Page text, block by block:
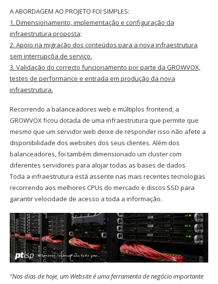
A ABORDAGEM AO PROJETO FOI SIMPLES:
1. Dimensionamento, implementação e configuração da
infraestrutura proposta;
2. Apoio na migração dos conteúdos para a nova infraestrutura
sem interrupçõa de serviço.
3. Validação do correcto funcionamento por parte da GROWVOX,
testes de performance e entrada em produção da nova
infraestrutura.
Recorrendo a balanceadores web e múltiplos frontend, a
GROWVOX ficou dotada de uma infraestrutura que permite que
mesmo que um servidor web deixe de responder isso não afete a
disponibilidade dos websites dos seus clientes. Além dos
balanceadores, foi também dimensionado um cluster com
diferentes servidores para alojar todas as bases de dados.
Toda a infraestrutura está assente nas mais recentes tecnologias
recorrendo aos melhores CPUs do mercado e discos SSD para
garantir velocidade de acesso a toda a informação.
“Nos dias de hoje, um Website é uma ferramenta de negócio importante